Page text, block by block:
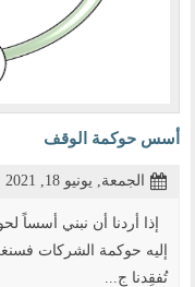
أسس حوكمة الوقف
الجمعة, يونيو 18, 2021
إذا أردنا أن نبني أسساً
إليه حوكمة الشركات
تُفقِدنا ج...